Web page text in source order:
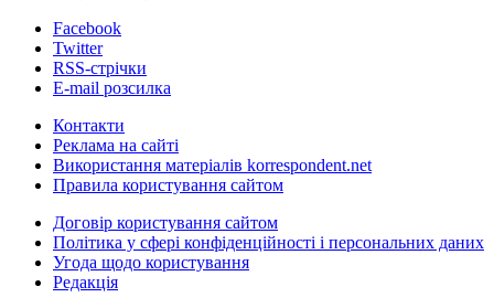
Facebook
Twitter
RSS-стрічки
E-mail розсилка
Контакти
Реклама на сайті
Використання матеріалів korrespondent.net
Правила користування сайтом
Договір користування сайтом
Політика у сфері конфіденційності і персональних даних
Угода щодо користування
Редакція